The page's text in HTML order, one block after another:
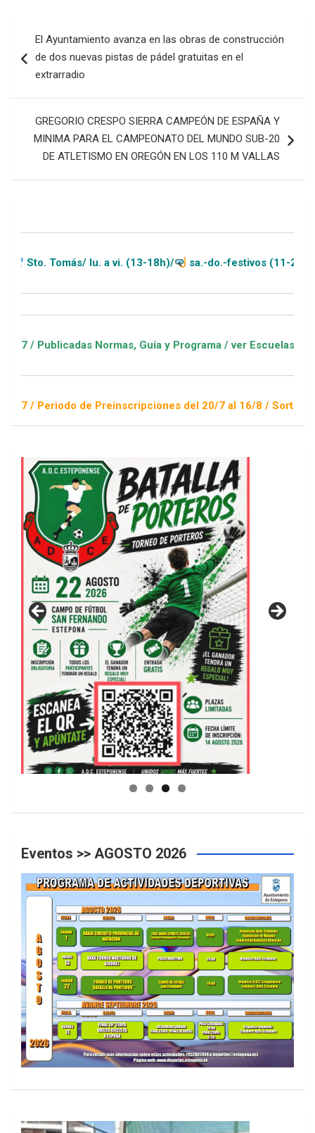
de
entradas
El Ayuntamiento avanza en las obras de construcción
de dos nuevas pistas de pádel gratuitas en el
extrarradio
GREGORIO CRESPO SIERRA CAMPEÓN DE ESPAÑA Y
MINIMA PARA EL CAMPEONATO DEL MUNDO SUB-20
DE ATLETISMO EN OREGÓN EN LOS 110 M VALLAS
lu. a vi. (13-18h)/ sa.-do.-festivos (11-20h)
Normas, Guía y Programa / ver Escuelas Deportivas
Preinscripciones del 20/7 al 16/8 / Sorteo 1 de septiembre
GUIA DE INSTALACIONES DEPORTIVAS
Eventos >> AGOSTO 2026